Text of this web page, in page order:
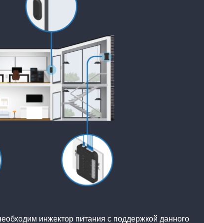
инжектор питания с поддержкой данного